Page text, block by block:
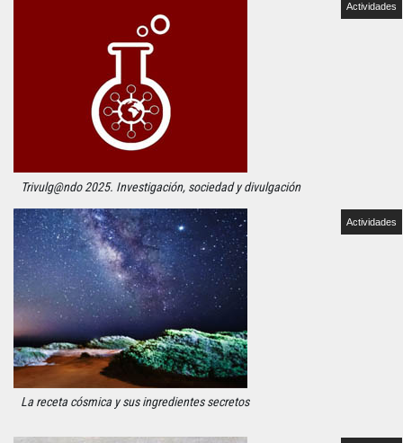
Actividades
Trivulg@ndo 2025. Investigación, sociedad y divulgación
Actividades
La receta cósmica y sus ingredientes secretos